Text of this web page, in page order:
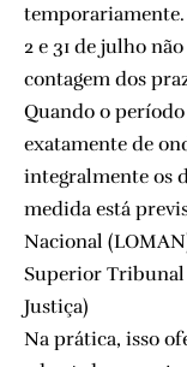
2 e 31 de julho
contagem dos
Quando o
exatamente de
integralmente os
medida está
Nacional
Superior Tribunal
Justiça)
Na prática, isso